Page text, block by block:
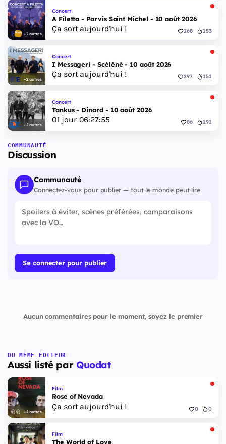
+2 autres
Concert
A Filetta - Parvis Saint Michel - 10 août 2026
Ça sort aujourd'hui ! 168 153
+2 autres
Concert
I Messageri - Scéléné - 10 août 2026
Ça sort aujourd'hui ! 297 151
+2 autres
Concert
Tankus - Dinard - 10 août 2026
01 jour 06:27:54 86 191
COMMUNAUTÉ
Discussion
Communauté
Connectez-vous pour publier — tout le monde peut lire
Se connecter pour publier
Aucun commentaires pour le moment, soyez le premier
DU MÊME ÉDITEUR
Aussi listé par Quodat
+2 autres
Film
Rose of Nevada
Ça sort aujourd'hui ! 0 0
Film
The World of Love